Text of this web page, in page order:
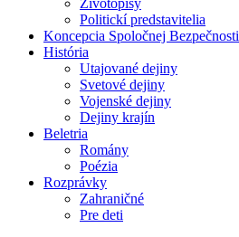
Životopisy
Politickí predstavitelia
Koncepcia Spoločnej Bezpečnosti
História
Utajované dejiny
Svetové dejiny
Vojenské dejiny
Dejiny krajín
Beletria
Romány
Poézia
Rozprávky
Zahraničné
Pre deti